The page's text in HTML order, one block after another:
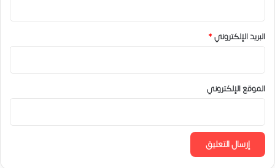
البريد الإلكتروني*
الموقع الإلكتروني